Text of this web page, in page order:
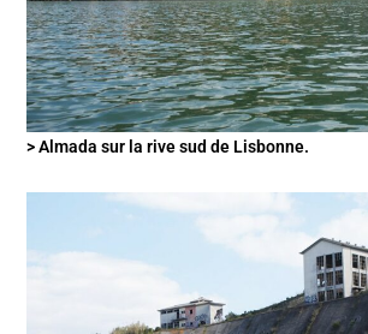
> Almada sur la rive sud de Lisbonne.